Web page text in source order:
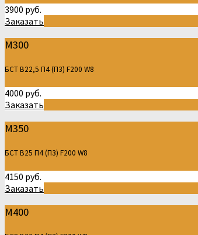
3900 руб.
Заказать
М300
БСТ В22,5 П4 (П3) F200 W8
4000 руб.
Заказать
М350
БСТ В25 П4 (П3) F200 W8
4150 руб.
Заказать
М400